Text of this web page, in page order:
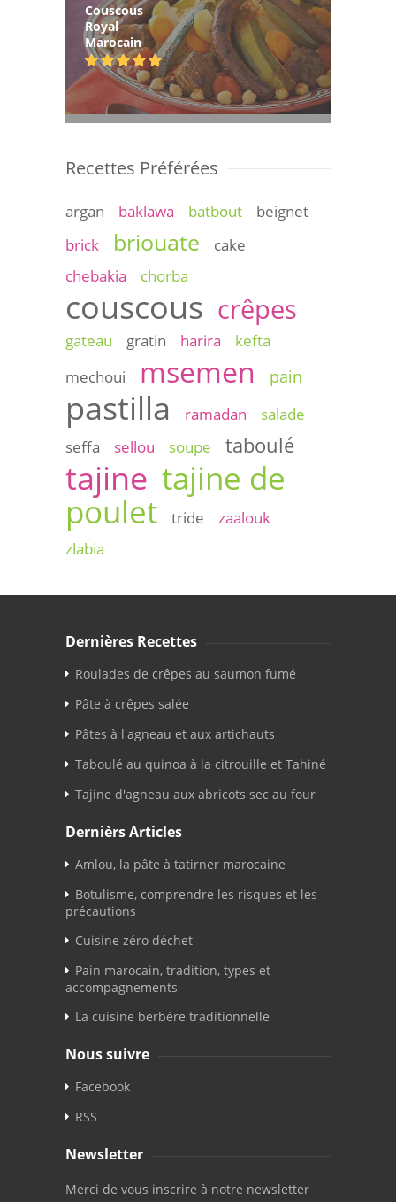
Couscous
Royal
Marocain
Recettes Préférées
argan baklawa batbout
beignet
brick
briouate
cake
chebakia
chorba
couscous crêpes
gateau gratin harira
kefta
mechoui
msemen pain
pastilla ramadan
salade
seffa
sellou soupe taboulé
tajine tajine de
poulet
tride
zaalouk
zlabia
Dernières Recettes
Roulades de crêpes au saumon fumé
Pâte à crêpes salée
Pâtes à l'agneau et aux artichauts
Taboulé au quinoa à la citrouille et Tahiné
Tajine d'agneau aux abricots sec au four
Dernièrs Articles
Amlou, la pâte à tatirner marocaine
Botulisme, comprendre les risques et les
précautions
Cuisine zéro déchet
Pain marocain, tradition, types et
accompagnements
La cuisine berbère traditionnelle
Nous suivre
Facebook
RSS
Newsletter
Merci de vous inscrire à notre newsletter